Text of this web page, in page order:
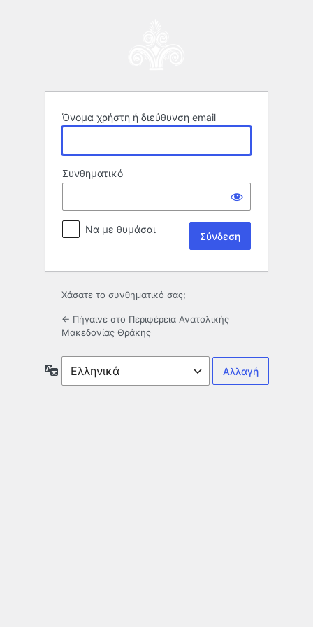
Όνομα χρήστη ή διεύθυνση email
Συνθηματικό
Να με θυμάσαι
Χάσατε το συνθηματικό σας;
← Πήγαινε στο Περιφέρεια Ανατολικής
Μακεδονίας Θράκης
Γλώσσα